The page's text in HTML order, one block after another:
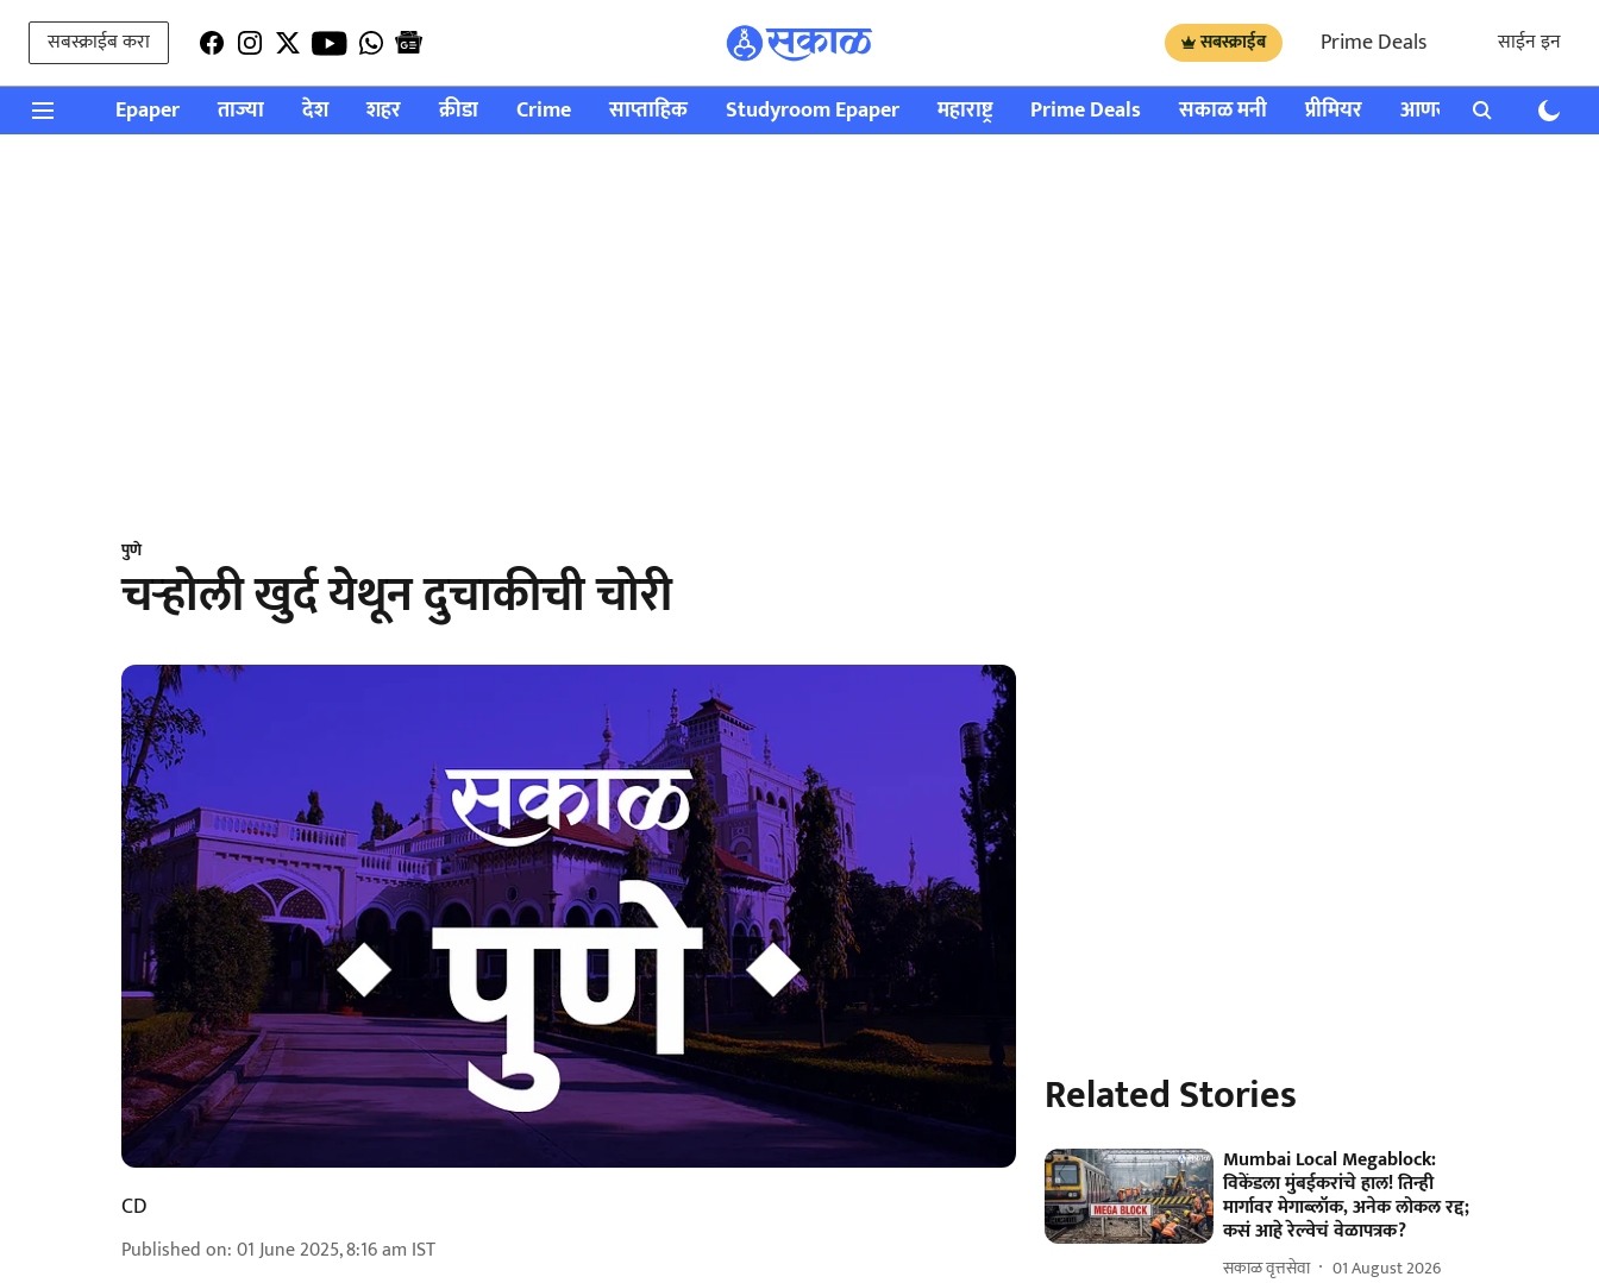
सबस्क्राईब करा सबस्क्राईब Prime Deals साईन इन
Epaper ताज्या देश शहर क्रीडा Crime साप्ताहिक Studyroom Epaper महाराष्ट्र Prime Deals सकाळ मनी प्रीमियर आणखी राशी भविष्य
पुणे
चऱ्होली खुर्द येथून दुचाकीची चोरी
CD
Published on:01 June 2025, 8:16 am IST
Related Stories
Mumbai Local Megablock:
विकेंडला मुंबईकरांचे हाल! तिन्ही
मार्गावर मेगाब्लॉक, अनेक लोकल रद्द;
कसं आहे रेल्वेचं वेळापत्रक?
सकाळ वृत्तसेवा 01 August 2026